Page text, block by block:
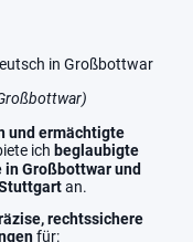
in Großbottwar
und ermächtigte
ich beglaubigte
in Großbottwar und
an.
rechtssichere
für: